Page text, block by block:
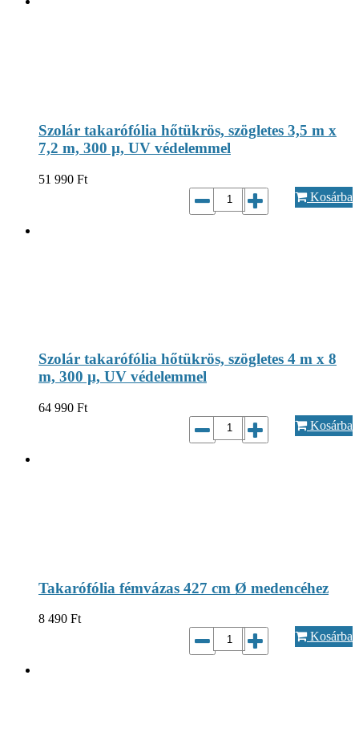
Szolár takarófólia hőtükrös, szögletes 3,5 m x
7,2 m, 300 µ, UV védelemmel
51 990 Ft
Kosárba
Szolár takarófólia hőtükrös, szögletes 4 m x 8
m, 300 µ, UV védelemmel
64 990 Ft
Kosárba
Takarófólia fémvázas 427 cm Ø medencéhez
8 490 Ft
Kosárba